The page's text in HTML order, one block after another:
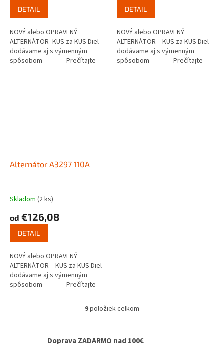
DETAIL
NOVÝ alebo OPRAVENÝ
ALTERNÁTOR- KUS za KUS Diel
dodávame aj s výmenným
spôsobom Prečítajte
si ako funguje...
DETAIL
NOVÝ alebo OPRAVENÝ
ALTERNÁTOR - KUS za KUS Diel
dodávame aj s výmenným
spôsobom Prečítajte
Alternátor A3297 110A
Skladom (2 ks)
od €126,08
DETAIL
NOVÝ alebo OPRAVENÝ
ALTERNÁTOR - KUS za KUS Diel
dodávame aj s výmenným
spôsobom Prečítajte
O
á
9položiek celkom
Doprava ZADARMO nad 100€